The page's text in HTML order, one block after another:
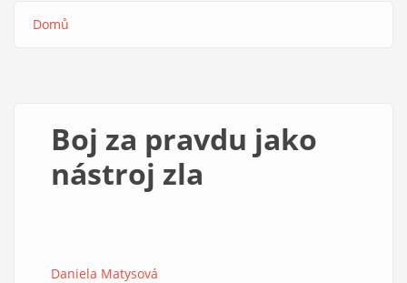
Domů
Boj za pravdu jako
nástroj zla
Daniela Matysová